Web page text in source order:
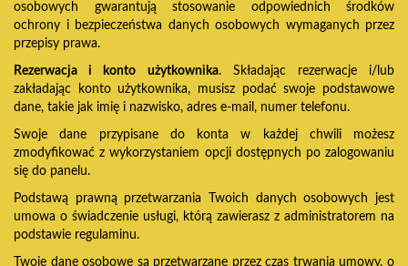
osobowych gwarantują stosowanie odpowiednich środków
ochrony i bezpieczeństwa danych osobowych wymaganych przez
przepisy prawa.
Rezerwacja i konto użytkownika. Składając rezerwacje i/lub
zakładając konto użytkownika, musisz podać swoje podstawowe
dane, takie jak imię i nazwisko, adres e-mail, numer telefonu.
Swoje dane przypisane do konta w każdej chwili możesz
zmodyfikować z wykorzystaniem opcji dostępnych po zalogowaniu
się do panelu.
Podstawą prawną przetwarzania Twoich danych osobowych jest
umowa o świadczenie usługi, którą zawierasz z administratorem na
podstawie regulaminu.
Twoje dane osobowe są przetwarzane przez czas trwania umowy, o